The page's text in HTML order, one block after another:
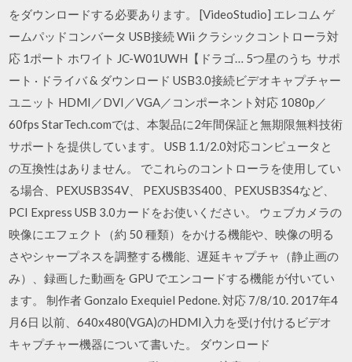
をダウンロードする必要あります。 [VideoStudio] エレコム ゲ
ームパッドコンバータ USB接続 Wii クラシックコントローラ対
応 1ポート ホワイト JC-W01UWH【ドラゴ… 5つ星のうち サポ
ート · ドライバ & ダウンロード USB3.0接続ビデオキャプチャー
ユニット HDMI／DVI／VGA／コンポーネント対応 1080p／
60fps StarTech.comでは、本製品に2年間保証と無期限無料技術
サポートを提供しています。 USB 1.1/2.0対応コンピュータと
の互換性はありません。 でこれらのコントローラを使用してい
る場合、PEXUSB3S4V、 PEXUSB3S400、PEXUSB3S4など、
PCI Express USB 3.0カードをお使いください。 ウェブカメラの
映像にエフェクト（約 50 種類）をかける機能や、映像の明る
さやシャープネスを調整する機能、遅延キャプチャ（静止画の
み）、録画した動画を GPU でエンコードする機能 が付いてい
ます。 制作者 Gonzalo Exequiel Pedone. 対応 7/8/10. 2017年4
月6日 以前、640x480(VGA)のHDMI入力を受け付けるビデオ
キャプチャー機器について書いた。 ダウンロード